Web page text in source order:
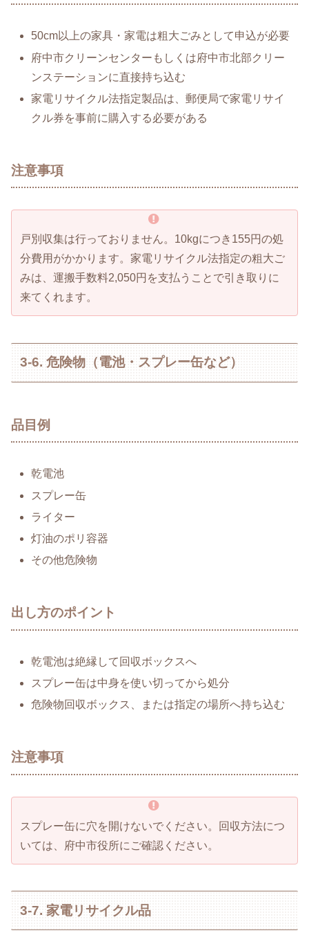
50cm以上の家具・家電は粗大ごみとして申込が必要
府中市クリーンセンターもしくは府中市北部クリー
ンステーションに直接持ち込む
家電リサイクル法指定製品は、郵便局で家電リサイ
クル券を事前に購入する必要がある
注意事項
戸別収集は行っておりません。10kgにつき155円の処
分費用がかかります。家電リサイクル法指定の粗大ご
みは、運搬手数料2,050円を支払うことで引き取りに
来てくれます。
3-6. 危険物（電池・スプレー缶など）
品目例
乾電池
スプレー缶
ライター
灯油のポリ容器
その他危険物
出し方のポイント
乾電池は絶縁して回収ボックスへ
スプレー缶は中身を使い切ってから処分
危険物回収ボックス、または指定の場所へ持ち込む
注意事項
スプレー缶に穴を開けないでください。回収方法につ
いては、府中市役所にご確認ください。
3-7. 家電リサイクル品